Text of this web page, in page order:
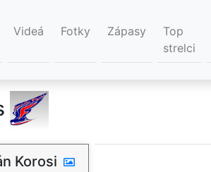
Videá Fotky Zápasy
Top
strelci
Korosi